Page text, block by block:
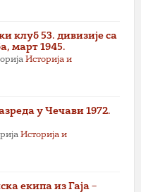
клуб 53. дивизије са
март 1945.
Историја и
у Чечави 1972.
Историја и
екипа из Гаја –